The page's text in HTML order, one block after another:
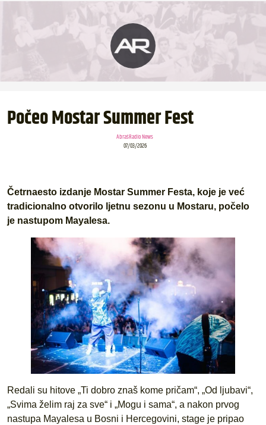
Počeo Mostar Summer Fest
AbrašRadio News
07/03/2026
Četrnaesto izdanje Mostar Summer Festa, koje je već
tradicionalno otvorilo ljetnu sezonu u Mostaru, počelo
je nastupom Mayalesa.
Redali su hitove „Ti dobro znaš kome pričam“, „Od ljubavi“,
„Svima želim raj za sve“ i „Mogu i sama“, a nakon prvog
nastupa Mayalesa u Bosni i Hercegovini, stage je pripao